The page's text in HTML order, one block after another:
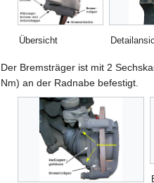
Übersicht
Der Bremsträger ist mit 2
Nm) an der Radnabe befestigt.